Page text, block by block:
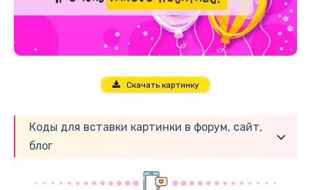
Скачать картинку
Коды для вставки картинки в форум, сайт,
блог